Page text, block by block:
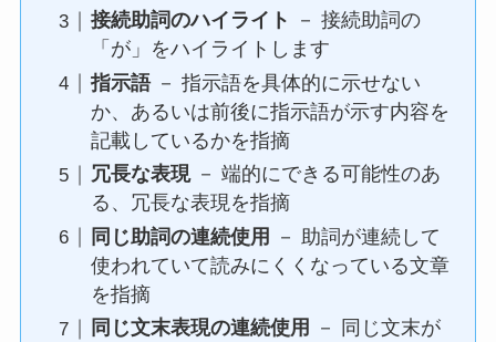
接続助詞のハイライト
－ 接続助詞の
「が」をハイライトします
指示語－ 指示語を具体的に示せない
か、あるいは前後に指示語が示す内容を
記載しているかを指摘
冗長な表現－ 端的にできる可能性のあ
る、冗長な表現を指摘
同じ助詞の連続使用
－ 助詞が連続して
使われていて読みにくくなっている文章
を指摘
同じ文末表現の連続使用
－ 同じ文末が